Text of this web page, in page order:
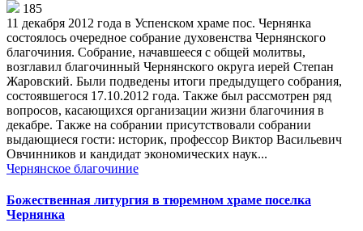
185
11 декабря 2012 года в Успенском храме пос. Чернянка
состоялось очередное собрание духовенства Чернянского
благочиния. Собрание, начавшееся с общей молитвы,
возглавил благочинный Чернянского округа иерей Степан
Жаровский. Были подведены итоги предыдущего собрания,
состоявшегося 17.10.2012 года. Также был рассмотрен ряд
вопросов, касающихся организации жизни благочиния в
декабре. Также на собрании присутствовали собрании
выдающиеся гости: историк, профессор Виктор Васильевич
Овчинников и кандидат экономических наук...
Чернянское благочиние
Божественная литургия в тюремном храме поселка
Чернянка